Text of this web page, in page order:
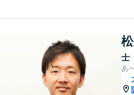
し
所
士
あ